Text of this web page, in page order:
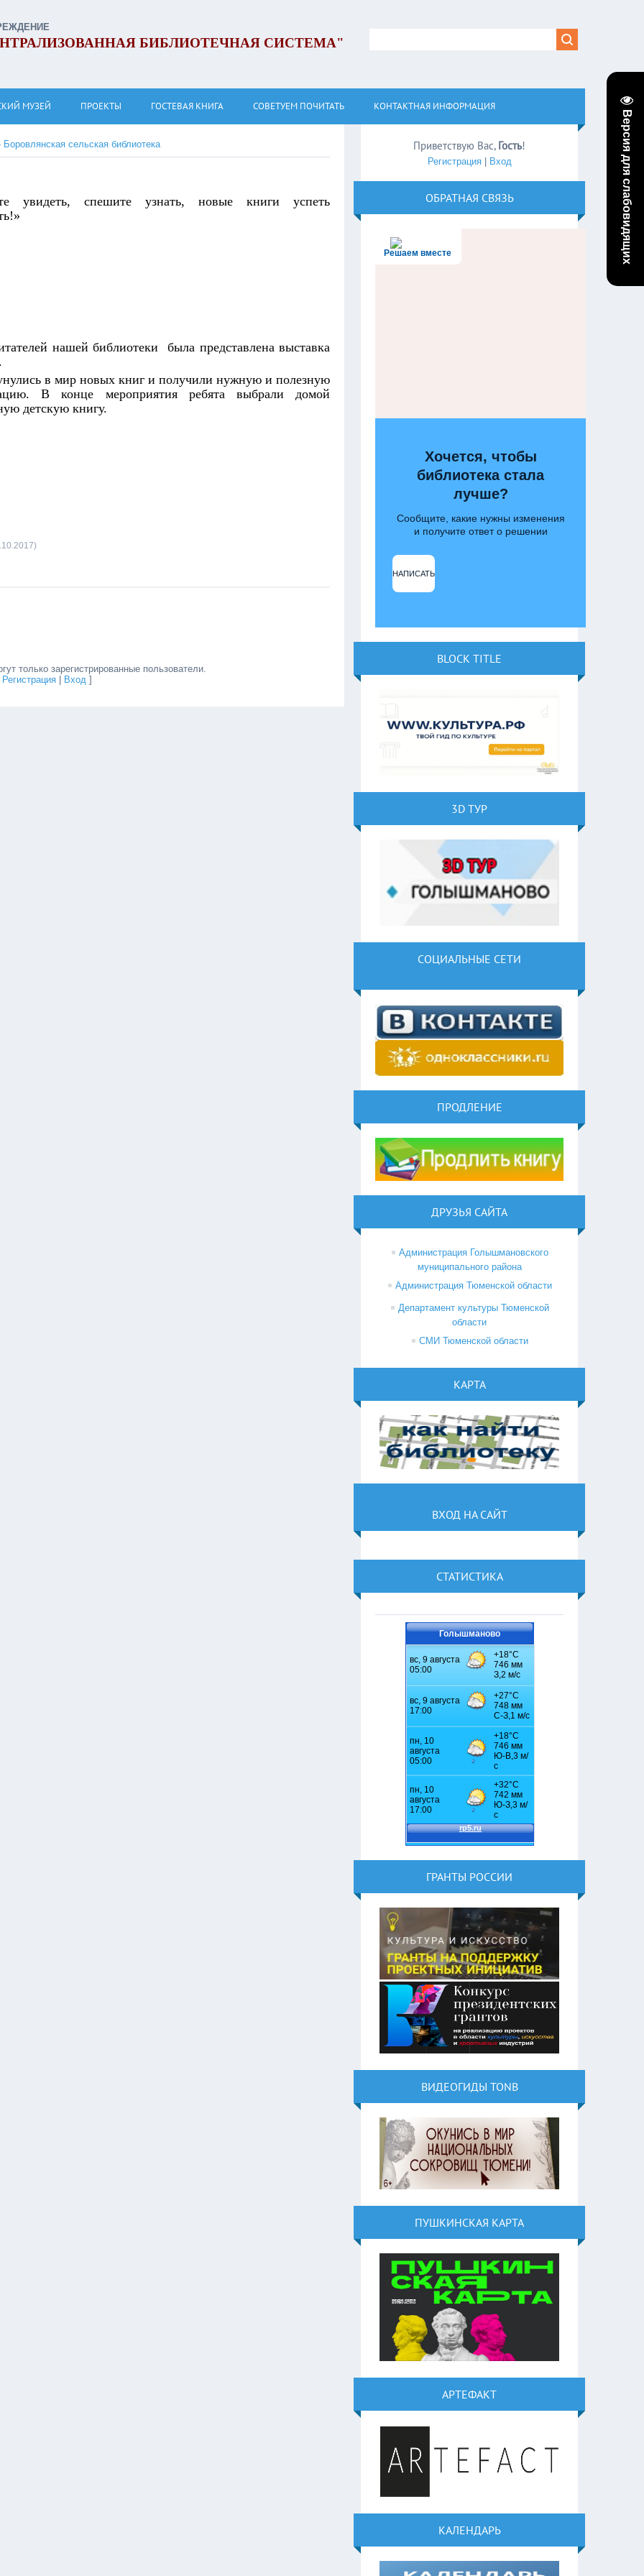
Версия для слабовидящих
БИБЛИОТЕЧНАЯ СИСТЕМА"
МУЗЕЙ ПРОЕКТЫ ГОСТЕВАЯ КНИГА СОВЕТУЕМ ПОЧИТАТЬ КОНТАКТНАЯ ИНФОРМАЦИЯ
Боровлянская сельская библиотека
увидеть, спешите узнать, новые книги успеть
нашей библиотеки была представлена выставка
в мир новых книг и получили нужную и полезную
В конце мероприятия ребята выбрали домой
детскую книгу.
только зарегистрированные пользователи.
Регистрация Вход ]
Приветствую Вас, Гость!
Регистрация| Вход
ОБРАТНАЯ СВЯЗЬ
Решаем вместе
Хочется, чтобы
библиотека стала
лучше?
Сообщите, какие нужны изменения
и получите ответ о решении
НАПИСАТЬ
BLOCK TITLE
3D ТУР
СОЦИАЛЬНЫЕ СЕТИ
ПРОДЛЕНИЕ
ДРУЗЬЯ САЙТА
Администрация Голышмановского
муниципального района
Администрация Тюменской области
Департамент культуры Тюменской
области
СМИ Тюменской области
КАРТА
ВХОД НА САЙТ
СТАТИСТИКА
Голышманово
ГРАНТЫ РОССИИ
ВИДЕОГИДЫ TONB
ПУШКИНСКАЯ КАРТА
АРТЕФАКТ
КАЛЕНДАРЬ